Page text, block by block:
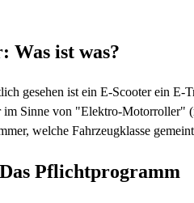
Was ist was?
gesehen ist ein E-Scooter ein
Sinne von "Elektro-Motorroller"
welche Fahrzeugklasse
Pflichtprogramm